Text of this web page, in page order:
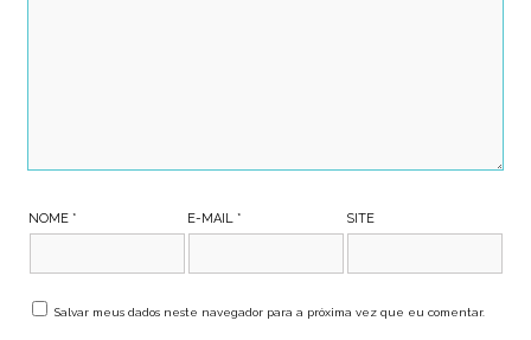
NOME * E-MAIL* SITE
Salvar meus dados neste navegador para a próxima vez que eu comentar.